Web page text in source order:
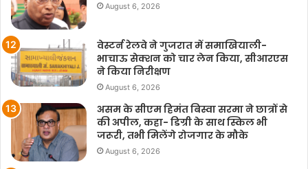
August 6, 2026
वेस्टर्न रेलवे ने गुजरात में समाखियाली-
भाचाऊ सेक्शन को चार लेन किया, सीआरएस
ने किया निरीक्षण
August 6, 2026
असम के सीएम हिमंत बिस्वा सरमा ने छात्रों से
की अपील, कहा- डिग्री के साथ स्किल भी
जरूरी, तभी मिलेंगे रोजगार के मौके
August 6, 2026